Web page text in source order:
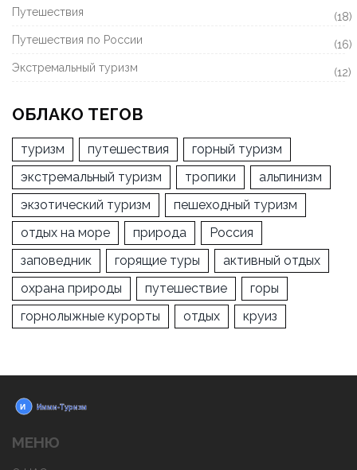
Путешествия
(18)
Путешествия по России
(16)
Экстремальный туризм
(12)
ОБЛАКО ТЕГОВ
туризм путешествия
горный туризм
экстремальный туризм
тропики
альпинизм
экзотический туризм
пешеходный туризм
отдых на море
природа
Россия
заповедник
горящие туры
активный отдых
охрана природы
путешествие
горы
горнолыжные курорты
отдых круиз
МЕНЮ